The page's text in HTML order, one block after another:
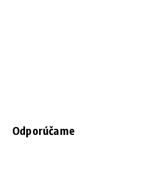
Odporúčame